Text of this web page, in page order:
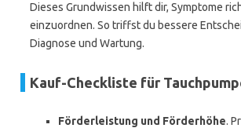
Dieses Grundwissen hilft dir, Symptome
einzuordnen. So triffst du bessere
Diagnose und Wartung.
Kauf-Checkliste für
Förderleistung und Förderhöhe.